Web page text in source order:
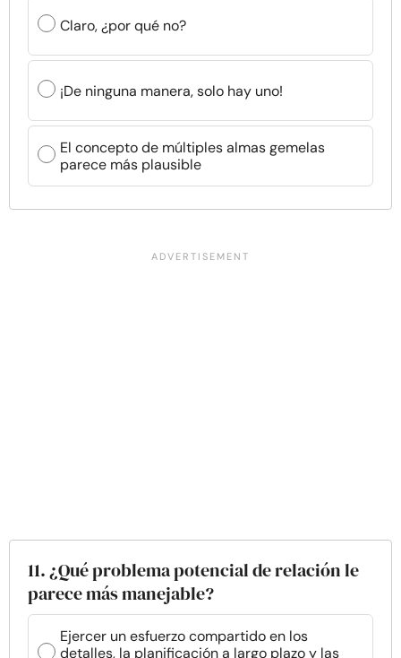
Claro, ¿por qué no?
¡De ninguna manera, solo hay uno!
El concepto de múltiples almas gemelas
parece más plausible
11. ¿Qué problema potencial de relación le
parece más manejable?
Ejercer un esfuerzo compartido en los
detalles, la planificación a largo plazo y las